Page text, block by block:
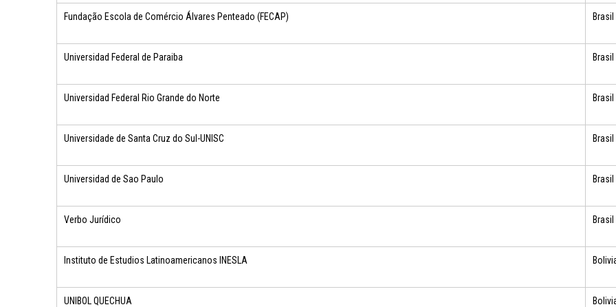
Fundação Escola de Comércio Álvares Penteado (FECAP) Brasil
Universidad Federal de Paraiba Brasil
Universidad Federal Rio Grande do Norte Brasil
Universidade de Santa Cruz do Sul-UNISC Brasil
Universidad de Sao Paulo Brasil
Verbo Jurídico Brasil
Instituto de Estudios Latinoamericanos INESLA
UNIBOL QUECHUA